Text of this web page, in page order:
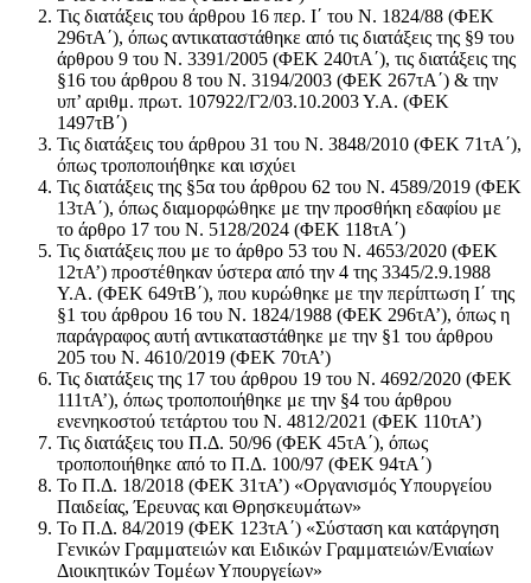
Τις διατάξεις του άρθρου 16 περ. Ι΄ του Ν. 1824/88 (ΦΕΚ
296τΑ΄), όπως αντικαταστάθηκε από τις διατάξεις της §9 του
άρθρου 9 του Ν. 3391/2005 (ΦΕΚ 240τΑ΄), τις διατάξεις της
§16 του άρθρου 8 του Ν. 3194/2003 (ΦΕΚ 267τΑ΄) & την
υπ’ αριθμ. πρωτ. 107922/Γ2/03.10.2003 Υ.Α. (ΦΕΚ
1497τΒ΄)
Τις διατάξεις του άρθρου 31 του Ν. 3848/2010 (ΦΕΚ 71τΑ΄),
όπως τροποποιήθηκε και ισχύει
Τις διατάξεις της §5α του άρθρου 62 του Ν. 4589/2019 (ΦΕΚ
13τΑ΄), όπως διαμορφώθηκε με την προσθήκη εδαφίου με
το άρθρο 17 του Ν. 5128/2024 (ΦΕΚ 118τΑ΄)
Τις διατάξεις που με το άρθρο 53 του Ν. 4653/2020 (ΦΕΚ
12τΑ’) προστέθηκαν ύστερα από την 4 της 3345/2.9.1988
Υ.Α. (ΦΕΚ 649τΒ΄), που κυρώθηκε με την περίπτωση Ι΄ της
§1 του άρθρου 16 του Ν. 1824/1988 (ΦΕΚ 296τΑ’), όπως η
παράγραφος αυτή αντικαταστάθηκε με την §1 του άρθρου
205 του Ν. 4610/2019 (ΦΕΚ 70τΑ’)
Τις διατάξεις της 17 του άρθρου 19 του Ν. 4692/2020 (ΦΕΚ
111τΑ’), όπως τροποποιήθηκε με την §4 του άρθρου
ενενηκοστού τετάρτου του Ν. 4812/2021 (ΦΕΚ 110τΑ’)
Τις διατάξεις του Π.Δ. 50/96 (ΦΕΚ 45τΑ΄), όπως
τροποποιήθηκε από το Π.Δ. 100/97 (ΦΕΚ 94τΑ΄)
Το Π.Δ. 18/2018 (ΦΕΚ 31τΑ’) «Οργανισμός Υπουργείου
Παιδείας, Έρευνας και Θρησκευμάτων»
Το Π.Δ. 84/2019 (ΦΕΚ 123τΑ΄) «Σύσταση και κατάργηση
Γενικών Γραμματειών και Ειδικών Γραμματειών/Ενιαίων
Διοικητικών Τομέων Υπουργείων»